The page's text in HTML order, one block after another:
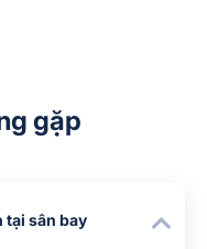
gặp
tại sân bay